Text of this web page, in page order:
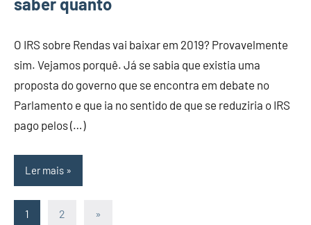
O IRS sobre Rendas vai baixar em 2019? Provavelmente
sim. Vejamos porquê. Já se sabia que existia uma
proposta do governo que se encontra em debate no
Parlamento e que ia no sentido de que se reduziria o IRS
pago pelos (…)
Ler mais
Paginação
1 2
Artigos
»